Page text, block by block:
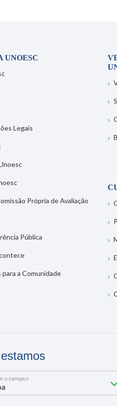
UNOESC
Legais
Própria de Avaliação
Pública
para a Comunidade
o campus